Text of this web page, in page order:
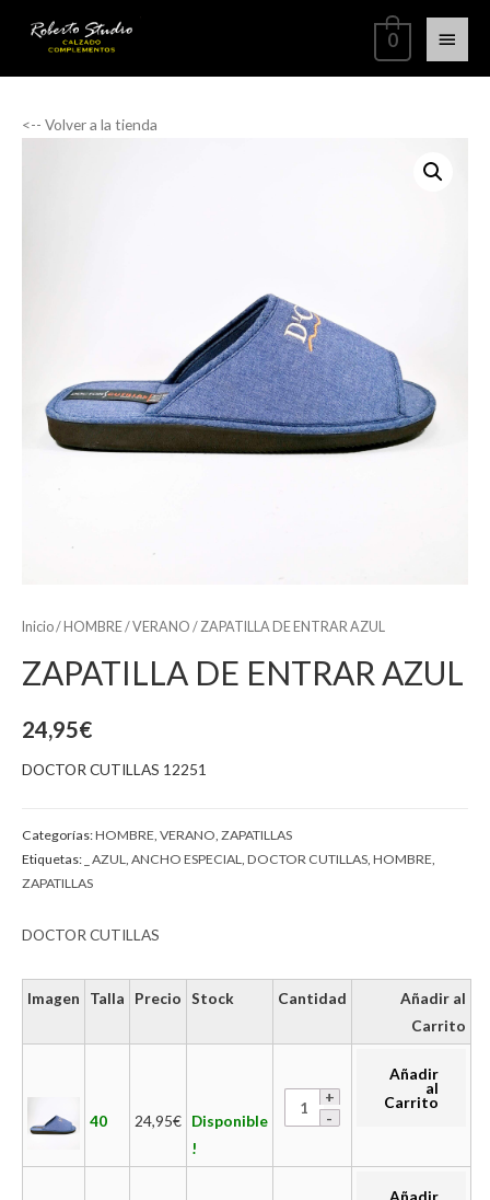
0
<-- Volver a la tienda
Inicio/ HOMBRE/VERANO / ZAPATILLA DE ENTRAR AZUL
ZAPATILLA DE ENTRAR AZUL
24,95€
DOCTOR CUTILLAS 12251
Categorías:HOMBRE VERANO ZAPATILLAS
Etiquetas: _ AZUL ANCHO ESPECIAL DOCTOR CUTILLAS HOMBRE
ZAPATILLAS
DOCTOR CUTILLAS
Imagen Talla Precio Stock Cantidad
Añadir al
Carrito
40 24,95€ Disponible
!
Añadir
al
Carrito
Añadir